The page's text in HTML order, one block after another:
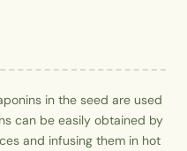
in the seed are used
can be easily obtained by
and infusing them in hot